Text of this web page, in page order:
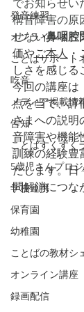
発音練習
オンラインイベ
ことばサポート
吃音
メディア掲載情
告知
ことばすくすく
5歳児さんプロ
学校連携
保育園
幼稚園
ことばの教材シ
オンライン講座
録画配信
でお知らせい
構音障害の原
せない鼻咽腔
価やご本人・
しさを感じる
今回の講座は
点を当て、評
さまへの説明
音障害や機能
訓練の経験豊
たします。日
問解消につな